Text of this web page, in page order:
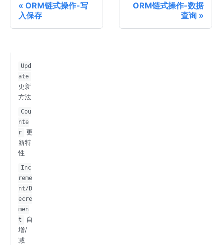
ORM链式操作-写
入保存
ORM链式操作-数据
查询
Upd
ate
更新
方法
Cou
nte
r
更
新特
性
Inc
reme
nt/D
ecre
men
t
自
增/
减